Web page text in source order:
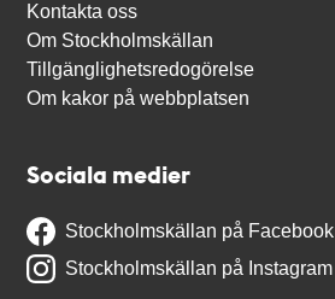
Kontakta oss
Om Stockholmskällan
Tillgänglighetsredogörelse
Om kakor på webbplatsen
Sociala medier
Stockholmskällan på Facebook
Stockholmskällan på Instagram